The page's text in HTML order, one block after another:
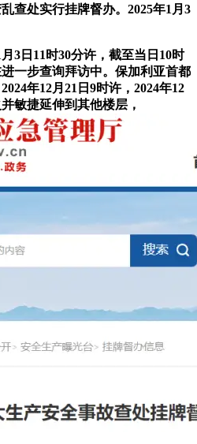
查处实行挂牌督办。2025年1月3
日11时30分许，截至当日10时
一步查询拜访中。保加利亚首都
年12月21日9时许，2024年12
敏捷延伸到其他楼层，